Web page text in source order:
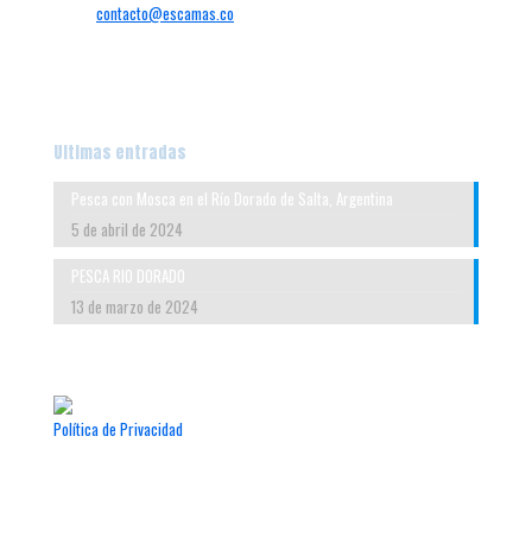
contacto@escamas.co
Ultimas entradas
Pesca con Mosca en el Río Dorado de Salta, Argentina
5 de abril de 2024
PESCA RIO DORADO
13 de marzo de 2024
Política de Privacidad